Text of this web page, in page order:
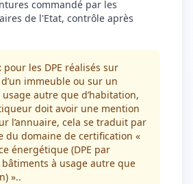
commandé par les
de l'Etat, contrôle après
pour les DPE réalisés sur
d’un immeuble ou sur un
autre que d’habitation,
doit avoir une mention
l’annuaire, cela se traduit par
du domaine de certification «
énergétique (DPE par
à usage autre que
»..